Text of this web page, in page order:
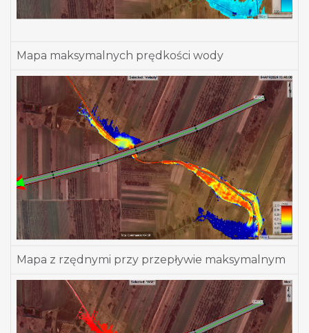
Mapa maksymalnych prędkości wody
Mapa z rzędnymi przy przepływie maksymalnym